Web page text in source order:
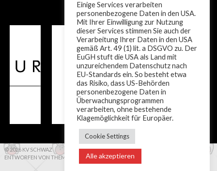
© 2026 KV SCHWAZ
ENTWORFEN VON THEMEBOY
Einige Services verarbeiten
personenbezogene Daten in den USA.
Mit Ihrer Einwilligung zur Nutzung
dieser Services stimmen Sie auch der
Verarbeitung Ihrer Daten in den USA
gemäß Art. 49 (1) lit. a DSGVO zu. Der
EuGH stuft die USA als Land mit
unzureichendem Datenschutz nach
EU-Standards ein. So besteht etwa
das Risiko, dass US-Behörden
personenbezogene Daten in
Überwachungsprogrammen
verarbeiten, ohne bestehende
Klagemöglichkeit für Europäer.
Cookie Settings
Alle akzeptieren